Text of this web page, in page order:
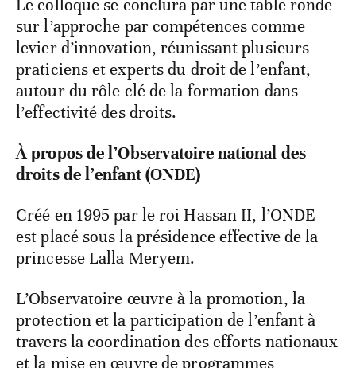
Le colloque se conclura par une table ronde
sur l’approche par compétences comme
levier d’innovation, réunissant plusieurs
praticiens et experts du droit de l’enfant,
autour du rôle clé de la formation dans
l’effectivité des droits.
À propos de l’Observatoire national des
droits de l’enfant (ONDE)
Créé en 1995 par le roi Hassan II, l’ONDE
est placé sous la présidence effective de la
princesse Lalla Meryem.
L’Observatoire œuvre à la promotion, la
protection et la participation de l’enfant à
travers la coordination des efforts nationaux
et la mise en œuvre de programmes